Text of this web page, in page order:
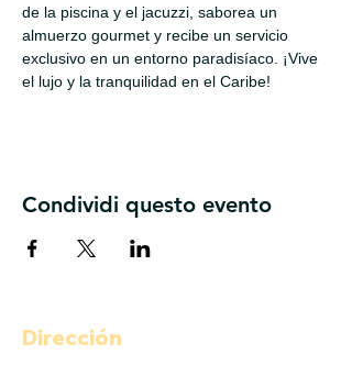
de la piscina y el jacuzzi, saborea un
almuerzo gourmet y recibe un servicio
exclusivo en un entorno paradisíaco. ¡Vive
el lujo y la tranquilidad en el Caribe!
Condividi questo evento
Dirección